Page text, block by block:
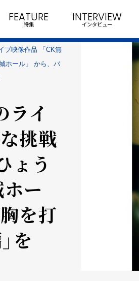
FEATURE
特集
INTERVIEW
インタビュー
ブ映像作品 「CK無
ホール」 から、バ
ライ
挑戦
ょう
ー
を打
を